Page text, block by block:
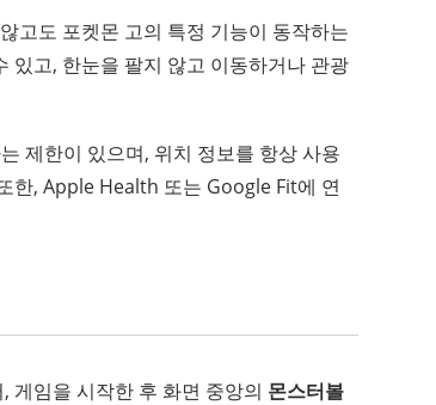
고도 포켓몬 고의 특정 기능이 동작하는
있고, 한눈을 팔지 않고 이동하거나 관광
제한이 있으며, 위치 정보를 항상 사용
한, Apple Health 또는 Google Fit에 연
게임을 시작한 후 화면 중앙의 몬스터볼